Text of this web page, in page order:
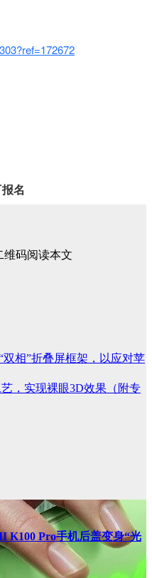
名
维码阅读本文
相”折叠屏框架，以应对苹
，实现裸眼3D效果（附专
K100 Pro手机后盖变身“光